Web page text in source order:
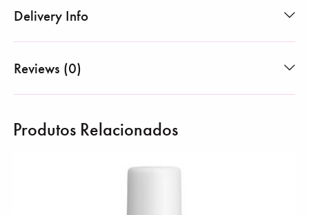
Delivery Info
Reviews (0)
Produtos Relacionados